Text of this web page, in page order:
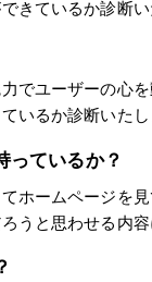
きているか診断い
でユーザーの心を
いるか診断いたし
っているか？
ホームページを見
うと思わせる内